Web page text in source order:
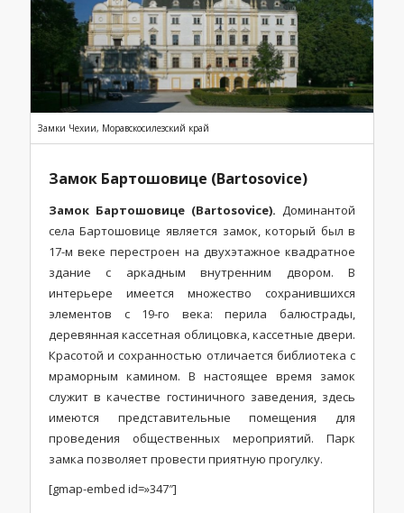
Замки Чехии, Моравскосилезский край
Замок Бартошовице (Bartosovice)
Замок Бартошовице (Bartosovice). Доминантой
села Бартошовице является замок, который был в
17-м веке перестроен на двухэтажное квадратное
здание с аркадным внутренним двором. В
интерьере имеется множество сохранившихся
элементов с 19-го века: перила балюстрады,
деревянная кассетная облицовка, кассетные двери.
Красотой и сохранностью отличается библиотека с
мраморным камином. В настоящее время замок
служит в качестве гостиничного заведения, здесь
имеются представительные помещения для
проведения общественных мероприятий. Парк
замка позволяет провести приятную прогулку.
[gmap-embed id=»347″]